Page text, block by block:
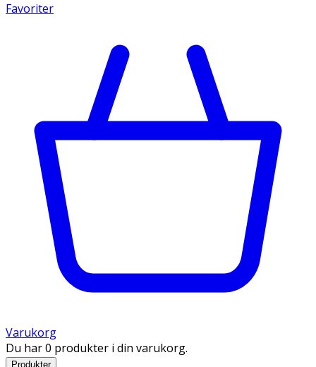
Favoriter
Varukorg
Du har 0 produkter i din varukorg.
Produkter